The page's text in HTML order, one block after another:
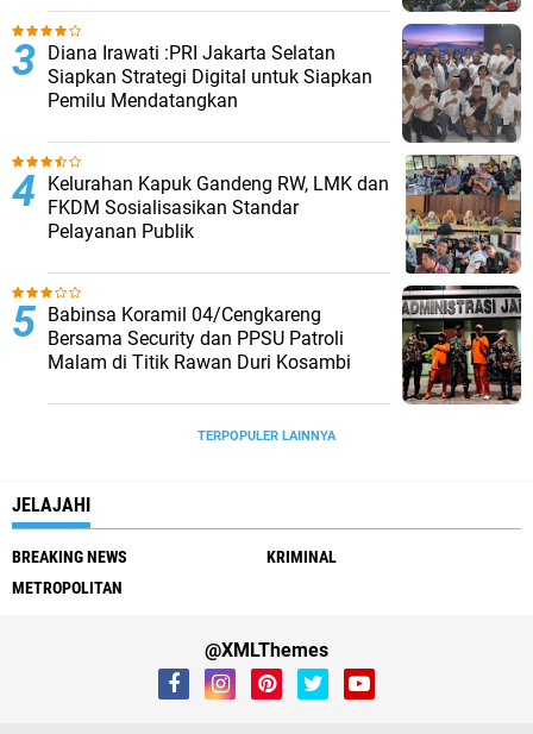
Diana Irawati :PRI Jakarta Selatan
Siapkan Strategi Digital untuk Siapkan
Pemilu Mendatangkan
Kelurahan Kapuk Gandeng RW, LMK dan
FKDM Sosialisasikan Standar
Pelayanan Publik
Babinsa Koramil 04/Cengkareng
Bersama Security dan PPSU Patroli
Malam di Titik Rawan Duri Kosambi
TERPOPULER LAINNYA
JELAJAHI
BREAKING NEWS
KRIMINAL
METROPOLITAN
@XMLThemes